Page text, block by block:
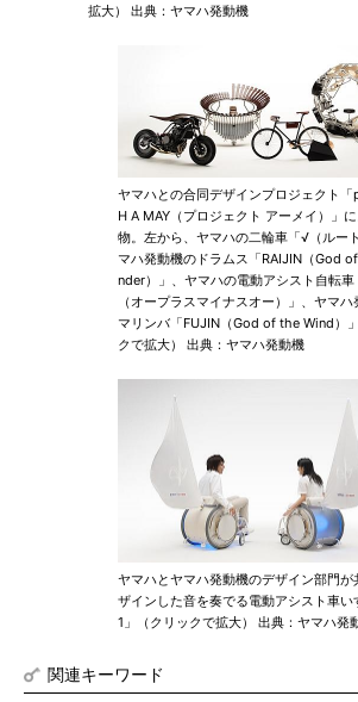
拡大） 出典：ヤマハ発動機
ヤマハとの合同デザインプロジェクト
H A MAY（プロジェクト アーメイ）」
物。左から、ヤマハの二輪車「√（ルー
マハ発動機のドラムス「RAIJIN（God
nder）」、ヤマハの電動アシスト自転車
（オープラスマイナスオー）」、ヤマ
マリンバ「FUJIN（God of the Wind）
クで拡大） 出典：ヤマハ発動機
ヤマハとヤマハ発動機のデザイン部門が
ザインした音を奏でる電動アシスト車い
1」（クリックで拡大） 出典：ヤマハ発
関連キーワード